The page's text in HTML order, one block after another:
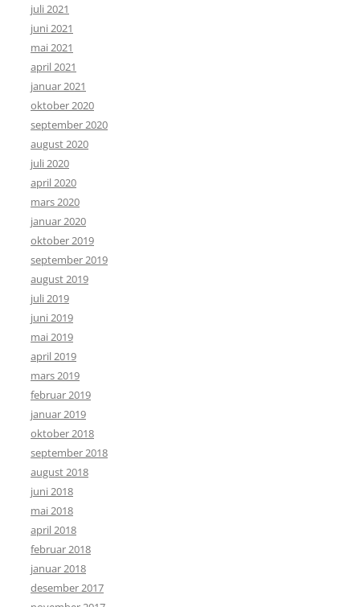
juli 2021
juni 2021
mai 2021
april 2021
januar 2021
oktober 2020
september 2020
august 2020
juli 2020
april 2020
mars 2020
januar 2020
oktober 2019
september 2019
august 2019
juli 2019
juni 2019
mai 2019
april 2019
mars 2019
februar 2019
januar 2019
oktober 2018
september 2018
august 2018
juni 2018
mai 2018
april 2018
februar 2018
januar 2018
desember 2017